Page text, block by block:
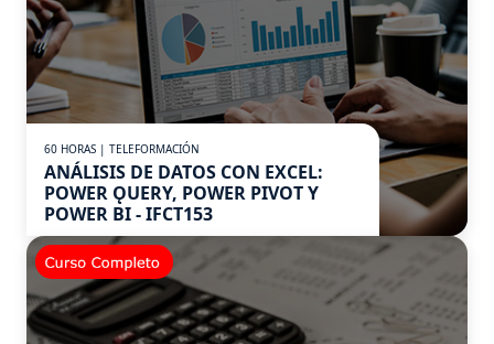
60 HORAS | TELEFORMACIÓN
ANÁLISIS DE DATOS CON EXCEL:
POWER ǪUERY, POWER PIVOT Y
POWER BI - IFCT153